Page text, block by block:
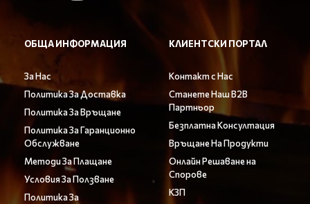
ОБЩА ИНФОРМАЦИЯ
За Нас
Политика За Доставка
Политика За Връщане
Политика За Гаранционно
Обслужване
Методи За Плащане
Условия За Ползване
Политика За
КЛИЕНТСКИ ПОРТАЛ
Контакт с Нас
Станете Наш B2B
Партньор
Безплатна Консултация
Връщане На Продукти
Онлайн Решаване на
Спорове
КЗП